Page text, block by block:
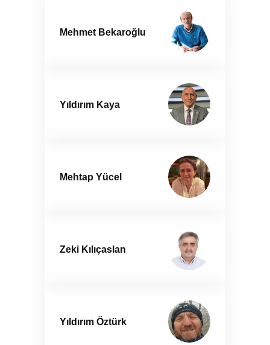
Mehmet Bekaroğlu
Yıldırım Kaya
Mehtap Yücel
Zeki Kılıçaslan
Yıldırım Öztürk